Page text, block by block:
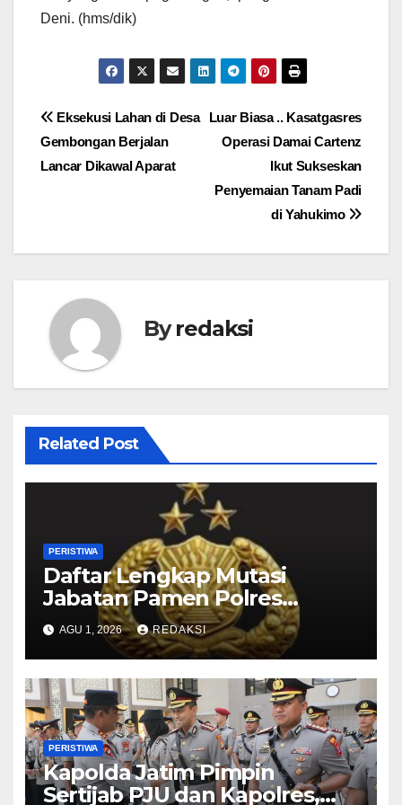
Deni. (hms/dik)
Navigasi
pos
Luar Biasa .. Kasatgasres
Operasi Damai Cartenz
Ikut Sukseskan
Penyemaian Tanam Padi
di Yahukimo
Eksekusi Lahan di Desa
Gembongan Berjalan
Lancar Dikawal Aparat
Byredaksi
Related Post
PERISTIWA
Daftar Lengkap Mutasi
Jabatan Pamen Polres
Jajaran Polda Jatim 2026
AGU 1, 2026 REDAKSI
PERISTIWA
Kapolda Jatim Pimpin
Sertijab PJU dan Kapolres,